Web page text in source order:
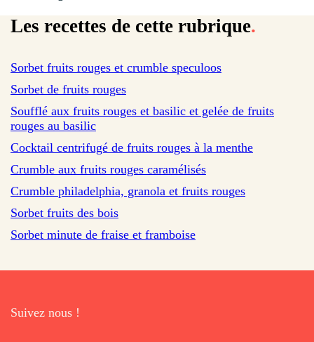
Les recettes de cette rubrique.
Sorbet fruits rouges et crumble speculoos
sur 578 avis
Sorbet de fruits rouges
Soufflé aux fruits rouges et basilic et gelée de fruits
rouges au basilic
sur 576 avis
Cocktail centrifugé de fruits rouges à la menthe
sur 1 avis
Crumble aux fruits rouges caramélisés
Crumble philadelphia, granola et fruits rouges
Sorbet fruits des bois
Sorbet minute de fraise et framboise
Suivez nous !